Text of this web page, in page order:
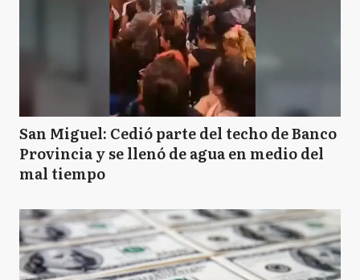
Baradero
BJ Benito Juarez
B Berisso
San Miguel: Cedió parte del techo de Banco
Provincia y se llenó de agua en medio del
mal tiempo